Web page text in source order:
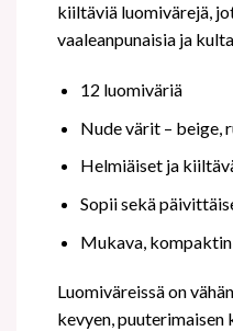
kiiltäviä luomivärejä,
vaaleanpunaisia ja
12 luomiväriä
Nude värit – beige,
Helmiäiset ja
Sopii sekä
Mukava,
Luomiväreissä on
kevyen, puuterimaisen